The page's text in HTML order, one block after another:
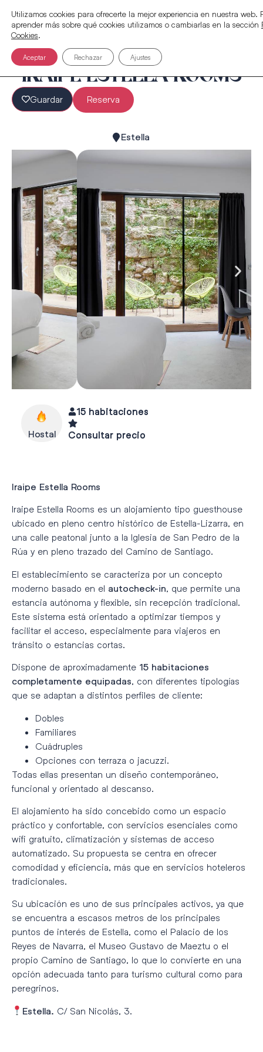
IRAIPE ESTELLA ROOMS
Guardar Reserva
Estella
Hostal
15 habitaciones
Consultar precio
Iraipe Estella Rooms
Iraipe Estella Rooms es un alojamiento tipo guesthouse
ubicado en pleno centro histórico de Estella-Lizarra, en
una calle peatonal junto a la Iglesia de San Pedro de la
Rúa y en pleno trazado del Camino de Santiago.
El establecimiento se caracteriza por un concepto
moderno basado en el autocheck-in , que permite una
estancia autónoma y flexible, sin recepción tradicional.
Este sistema está orientado a optimizar tiempos y
facilitar el acceso, especialmente para viajeros en
tránsito o estancias cortas.
Dispone de aproximadamente 15 habitaciones
completamente equipadas, con diferentes tipologías
que se adaptan a distintos perfiles de cliente:
Dobles
Familiares
Cuádruples
Opciones con terraza o jacuzzi.
Todas ellas presentan un diseño contemporáneo,
funcional y orientado al descanso.
El alojamiento ha sido concebido como un espacio
práctico y confortable, con servicios esenciales como
wifi gratuito, climatización y sistemas de acceso
automatizado. Su propuesta se centra en ofrecer
comodidad y eficiencia, más que en servicios hoteleros
tradicionales.
Su ubicación es uno de sus principales activos, ya que
se encuentra a escasos metros de los principales
puntos de interés de Estella, como el Palacio de los
Reyes de Navarra, el Museo Gustavo de Maeztu o el
propio Camino de Santiago, lo que lo convierte en una
opción adecuada tanto para turismo cultural como para
peregrinos.
Estella. C/ San Nicolás, 3.
Utilizamos cookies para ofrecerte la mejor experiencia en nuestra web.
aprender más sobre qué cookies utilizamos o cambiarlas en la sección
Cookies.
Aceptar Rechazar Ajustes